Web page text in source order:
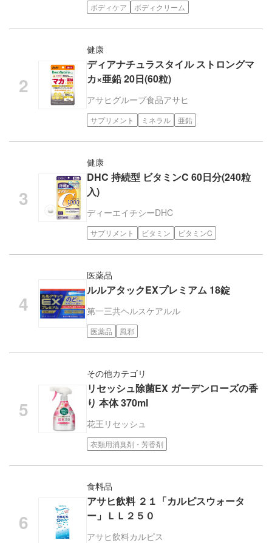
ボディケア ボディクリーム
健康
ディアナチュラスタイル ストロングマ
カ×亜鉛 20日(60粒)
アサヒグループ食品アサヒ
サプリメント ミネラル 亜鉛
健康
DHC 持続型 ビタミンC 60日分(240粒
入)
ディーエイチシーDHC
サプリメント ビタミン ビタミンC
医薬品
ルルアタックEXプレミアム 18錠
第一三共ヘルスケアルル
医薬品 風邪
その他カテゴリ
リセッシュ除菌EX ガーデンローズの香
り 本体 370ml
花王 リセッシュ
衣類用消臭剤・芳香剤
食料品
アサヒ飲料 ２１「カルピスウォータ
ー」ＬＬ２５０
アサヒ飲料カルピス